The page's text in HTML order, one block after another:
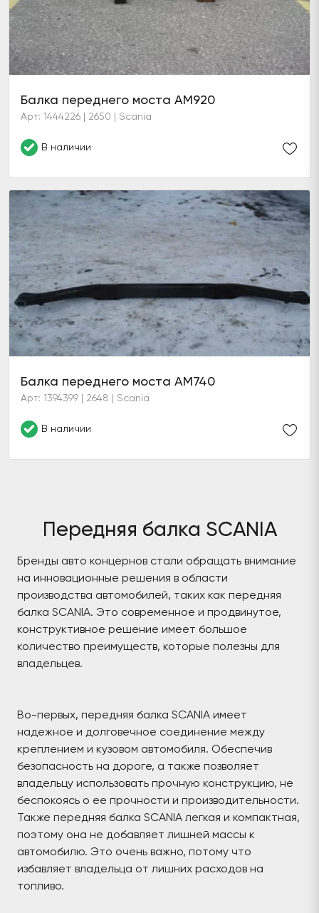
Балка переднего моста AM920
Арт: 1444226 | 2650 | Scania
В наличии
Балка переднего моста AM740
Арт: 1394399 | 2648 | Scania
В наличии
Передняя балка SCANIA
Бренды авто концернов стали обращать внимание
на инновационные решения в области
производства автомобилей, таких как передняя
балка SCANIA. Это современное и продвинутое,
конструктивное решение имеет большое
количество преимуществ, которые полезны для
владельцев.
Во-первых, передняя балка SCANIA имеет
надежное и долговечное соединение между
креплением и кузовом автомобиля. Обеспечив
безопасность на дороге, а также позволяет
владельцу использовать прочную конструкцию, не
беспокоясь о ее прочности и производительности.
Также передняя балка SCANIA легкая и компактная,
поэтому она не добавляет лишней массы к
автомобилю. Это очень важно, потому что
избавляет владельца от лишних расходов на
топливо.